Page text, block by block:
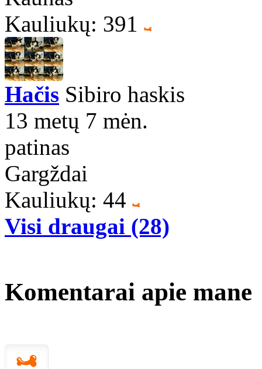
Kauliukų: 391
Hačis Sibiro haskis
13 metų 7 mėn.
patinas
Gargždai
Kauliukų: 44
Visi draugai (28)
Komentarai apie mane